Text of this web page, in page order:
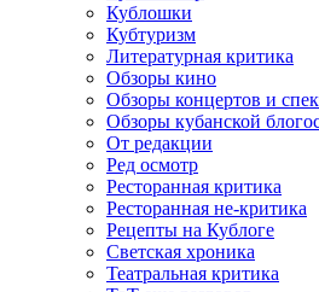
Кублошки
Кубтуризм
Литературная критика
Обзоры кино
Обзоры концертов и
Обзоры кубанской
От редакции
Ред осмотр
Ресторанная критика
Ресторанная не-критика
Рецепты на Кублоге
Светская хроника
Театральная критика